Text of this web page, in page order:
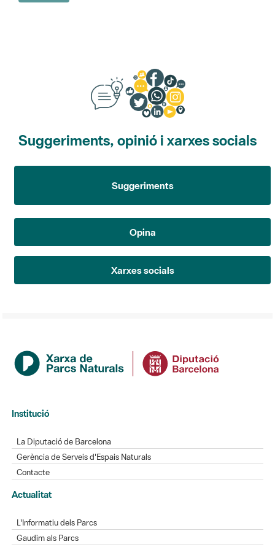
Suggeriments, opinió i xarxes socials
Suggeriments
Opina
Xarxes socials
Institució
La Diputació de Barcelona
Gerència de Serveis d'Espais Naturals
Contacte
Actualitat
L'Informatiu dels Parcs
Gaudim als Parcs